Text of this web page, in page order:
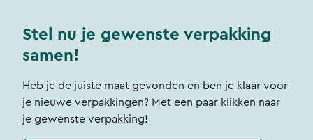
Stel nu je gewenste verpakking
samen!
Heb je de juiste maat gevonden en ben je klaar voor
je nieuwe verpakkingen? Met een paar klikken naar
je gewenste verpakking!